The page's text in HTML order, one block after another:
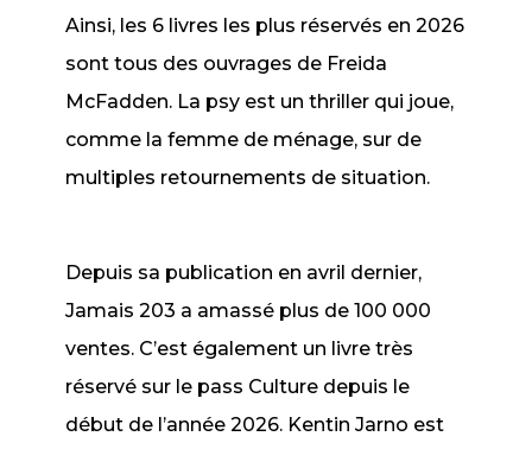
Ainsi, les 6 livres les plus réservés en 2026
sont tous des ouvrages de Freida
McFadden. La psy est un thriller qui joue,
comme la femme de ménage, sur de
multiples retournements de situation.
Depuis sa publication en avril dernier,
Jamais 203 a amassé plus de 100 000
ventes. C’est également un livre très
réservé sur le pass Culture depuis le
début de l’année 2026. Kentin Jarno est